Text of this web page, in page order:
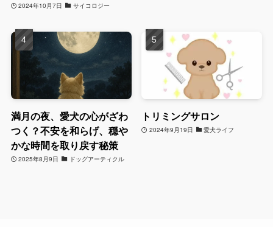
2024年10月7日 サイコロジー
満月の夜、愛犬の心がざわ
つく？不安を和らげ、穏や
かな時間を取り戻す秘策
2025年8月9日 ドッグアーティクル
トリミングサロン
2024年9月19日 愛犬ライフ